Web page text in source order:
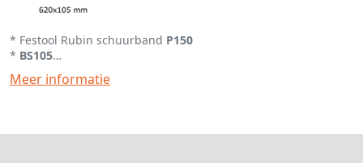
* Festool Rubin schuurband P150
* BS105
* Per stuk af te nemen
* Alle schuurvellen uit
Meer informatie